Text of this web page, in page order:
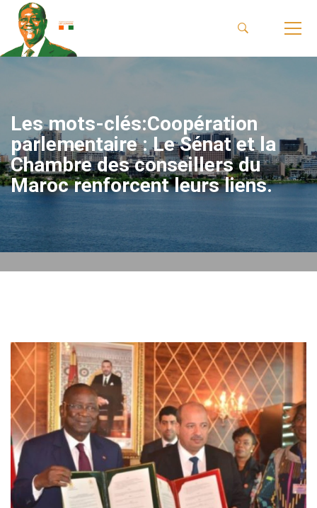
Les mots-clés:Coopération
parlementaire : Le Sénat et la
Chambre des conseillers du
Maroc renforcent leurs liens.